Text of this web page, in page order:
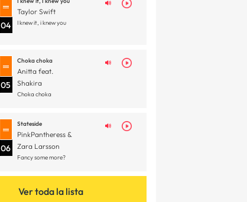
04
Taylor Swift
I knew it, i knew you
05
Choka choka
Anitta feat.
Shakira
Choka choka
06
Stateside
PinkPantheress &
Zara Larsson
Fancy some more?
Ver toda la lista